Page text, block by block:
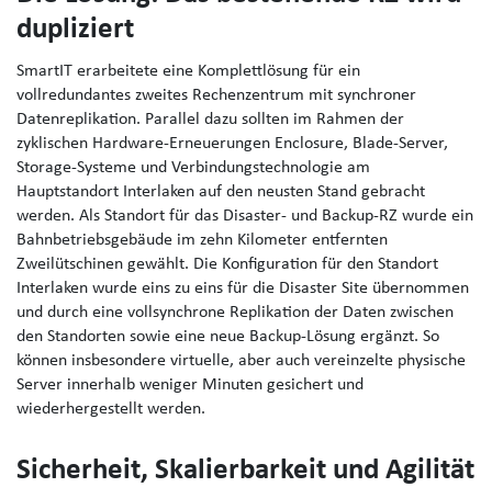
dupliziert
SmartIT erarbeitete eine Komplettlösung für ein
vollredundantes zweites Rechenzentrum mit synchroner
Datenreplikation. Parallel dazu sollten im Rahmen der
zyklischen Hardware-Erneuerungen Enclosure, Blade-Server,
Storage-Systeme und Verbindungstechnologie am
Hauptstandort Interlaken auf den neusten Stand gebracht
werden. Als Standort für das Disaster- und Backup-RZ wurde ein
Bahnbetriebsgebäude im zehn Kilometer entfernten
Zweilütschinen gewählt. Die Konfiguration für den Standort
Interlaken wurde eins zu eins für die Disaster Site übernommen
und durch eine vollsynchrone Replikation der Daten zwischen
den Standorten sowie eine neue Backup-Lösung ergänzt. So
können insbesondere virtuelle, aber auch vereinzelte physische
Server innerhalb weniger Minuten gesichert und
wiederhergestellt werden.
Sicherheit, Skalierbarkeit und Agilität